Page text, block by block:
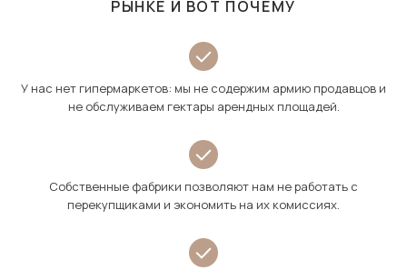
РЫНКЕ И ВОТ ПОЧЕМУ
У нас нет гипермаркетов: мы не содержим армию продавцов и
не обслуживаем гектары арендных площадей.
Собственные фабрики позволяют нам не работать с
перекупщиками и экономить на их комиссиях.